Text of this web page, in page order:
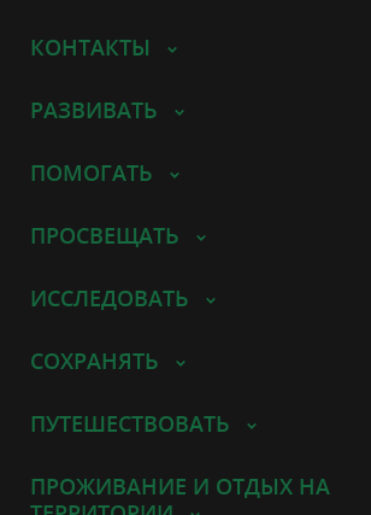
КОНТАКТЫ
РАЗВИВАТЬ
ПОМОГАТЬ
ПРОСВЕЩАТЬ
ИССЛЕДОВАТЬ
СОХРАНЯТЬ
ПУТЕШЕСТВОВАТЬ
ПРОЖИВАНИЕ И ОТДЫХ НА